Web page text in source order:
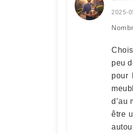
2025-
peu
pour
d’au
être